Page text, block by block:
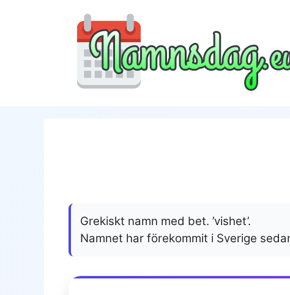
Grekiskt namn med bet. ’vishet’.
Namnet har förekommit i Sverige